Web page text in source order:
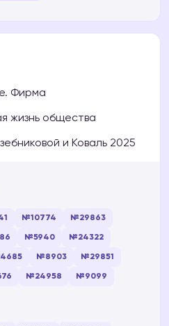
Фирма
жизнь общества
и Коваль 2025
№10774 №29863
№5940 №24322
№8903 №29851
№24958 №9099